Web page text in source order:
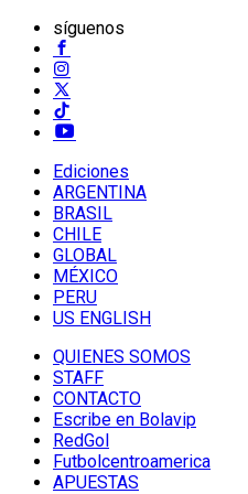
síguenos
Ediciones
ARGENTINA
BRASIL
CHILE
GLOBAL
MÉXICO
PERU
US ENGLISH
QUIENES SOMOS
STAFF
CONTACTO
Escribe en Bolavip
RedGol
Futbolcentroamerica
APUESTAS